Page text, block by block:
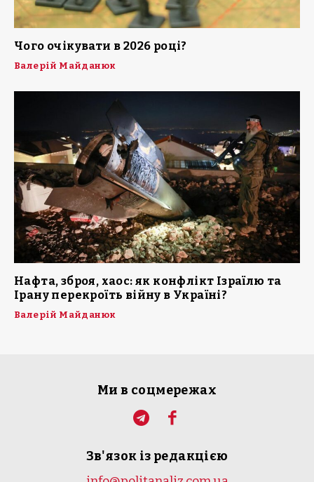
Чого очікувати в 2026 році?
Валерій Майданюк
Нафта, зброя, хаос: як конфлікт Ізраїлю та
Ірану перекроїть війну в Україні?
Валерій Майданюк
Ми в соцмережах
Зв'язок із редакцією